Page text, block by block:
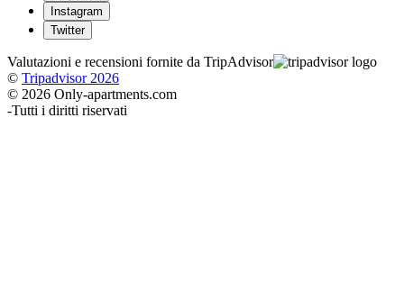
Instagram
Twitter
Valutazioni e recensioni fornite da TripAdvisor
© Tripadvisor 2026
© 2026 Only-apartments.com
-Tutti i diritti riservati